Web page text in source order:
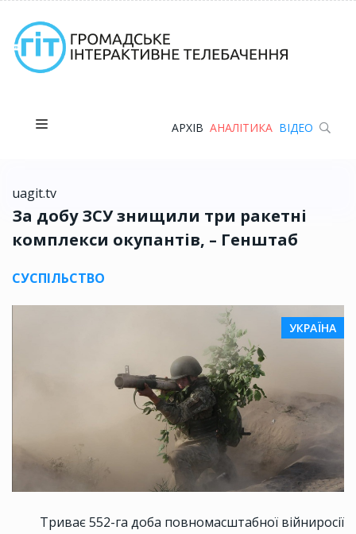
АРХІВ АНАЛІТИКА ВІДЕО
uagit.tv
За добу ЗСУ знищили три ракетні
комплекси окупантів, – Генштаб
СУСПІЛЬСТВО
УКРАЇНА
Триває 552-га доба повномасштабної війниросії